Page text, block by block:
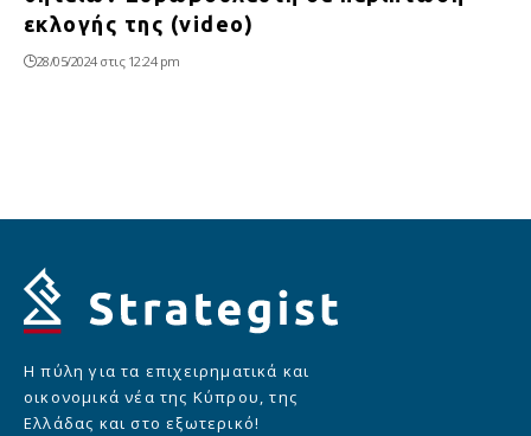
εκλογής της (video)
28/05/2024 στις 12:24 pm
Η πύλη για τα επιχειρηματικά και
οικονομικά νέα της Κύπρου, της
Ελλάδας και στο εξωτερικό!